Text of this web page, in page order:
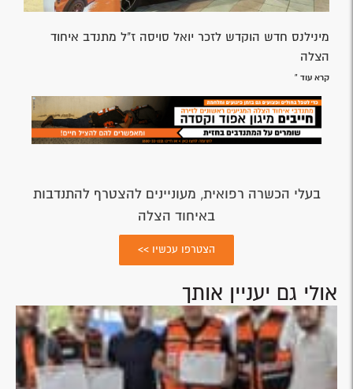
מינילנס חדש הוקדש לזכר יואל סויסה ז"ל מתנדב איחוד
הצלה
קרא עוד »
בעלי הכשרה רפואית, מעוניינים להצטרף להתנדבות
באיחוד הצלה
הצטרפו עכשיו >>
אולי גם יעניין אותך